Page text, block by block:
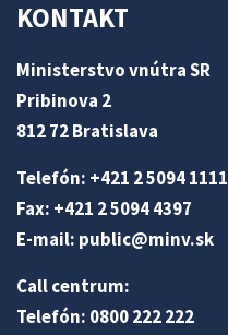
KONTAKT
Ministerstvo vnútra SR
Pribinova 2
812 72 Bratislava
Telefón: +421 2 5094 1111
Fax: +421 2 5094 4397
E-mail: public@minv.sk
Call centrum:
Telefón: 0800 222 222